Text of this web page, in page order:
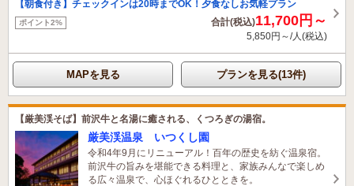
【朝食付き】チェックインは20時までOK！夕食なしお気軽プラン
ポイント2% 合計(税込)11,700円～
5,850円～/人(税込)
MAPを見る プランを見る(13件)
【厳美渓そば】前沢牛と名湯に癒される、くつろぎの湯宿。
厳美渓温泉 いつくし園
令和4年9月にリニューアル！百年の歴史を紡ぐ温泉宿。
前沢牛の旨みを堪能できる料理と、家族みんなで楽しめ
る広々温泉で、心ほぐれるひとときを。